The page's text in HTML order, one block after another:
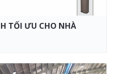
TỐI ƯU CHO NHÀ